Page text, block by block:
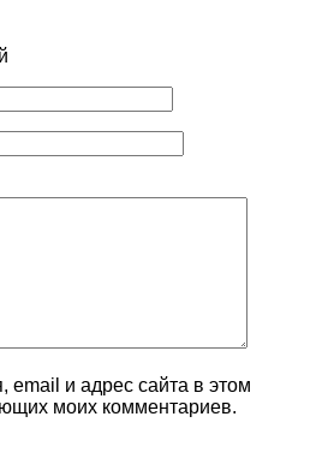
email и адрес сайта в этом
моих комментариев.